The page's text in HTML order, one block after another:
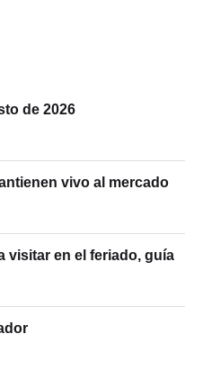
de 2026
vivo al mercado
visitar en el feriado, guía